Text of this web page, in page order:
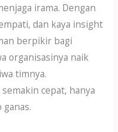
irama. Dengan
dan kaya insight
berpikir bagi
organisasinya naik
timnya.
cepat, hanya